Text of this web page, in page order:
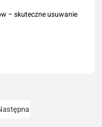
– skuteczne usuwanie